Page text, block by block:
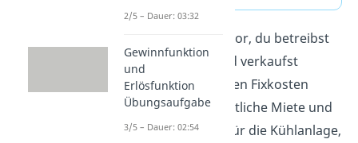
: Stell dir vor, du betreibst
einen Eisladen und verkaufst
Eiskugeln. Zu deinen Fixkosten
gehören die monatliche Miete und
die Stromkosten für die Kühlanlage,
2/5 – Dauer: 03:32
Gewinnfunktion
und
Erlösfunktion
Übungsaufgabe
3/5 – Dauer: 02:54